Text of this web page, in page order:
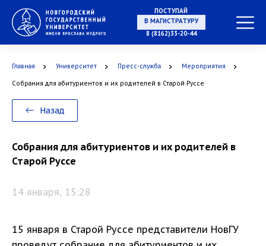
ПОСТУПАЙ
В МАГИСТРАТУРУ
В АСПИРАНТУРУ
8 (8162)33-20-44
Главная Университет Пресс-служба Мероприятия
Собрания для абитуриентов и их родителей в Старой Руссе
Назад
Собрания для абитуриентов и их родителей в
Старой Руссе
14 января, 15:28
15 января в Старой Руссе представители НовГУ